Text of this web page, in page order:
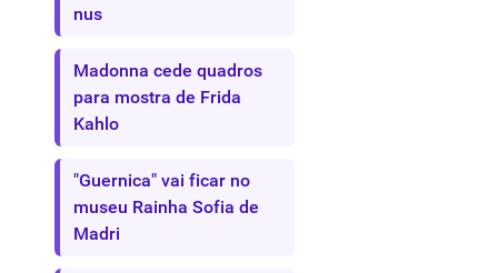
nus
Madonna cede quadros
para mostra de Frida
Kahlo
"Guernica" vai ficar no
museu Rainha Sofia de
Madri